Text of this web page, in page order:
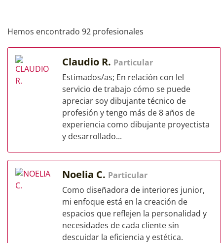
Hemos encontrado 92 profesionales
Claudio R. Particular
Estimados/as; En relación con lel
servicio de trabajo cómo se puede
apreciar soy dibujante técnico de
profesión y tengo más de 8 años de
experiencia como dibujante proyectista
y desarrollado...
Noelia C. Particular
Como diseñadora de interiores junior,
mi enfoque está en la creación de
espacios que reflejen la personalidad y
necesidades de cada cliente sin
descuidar la eficiencia y estética.